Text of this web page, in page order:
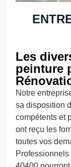
Les
peinture
Notre
sa disposition
compétents et
ont reçu les
toutes vos